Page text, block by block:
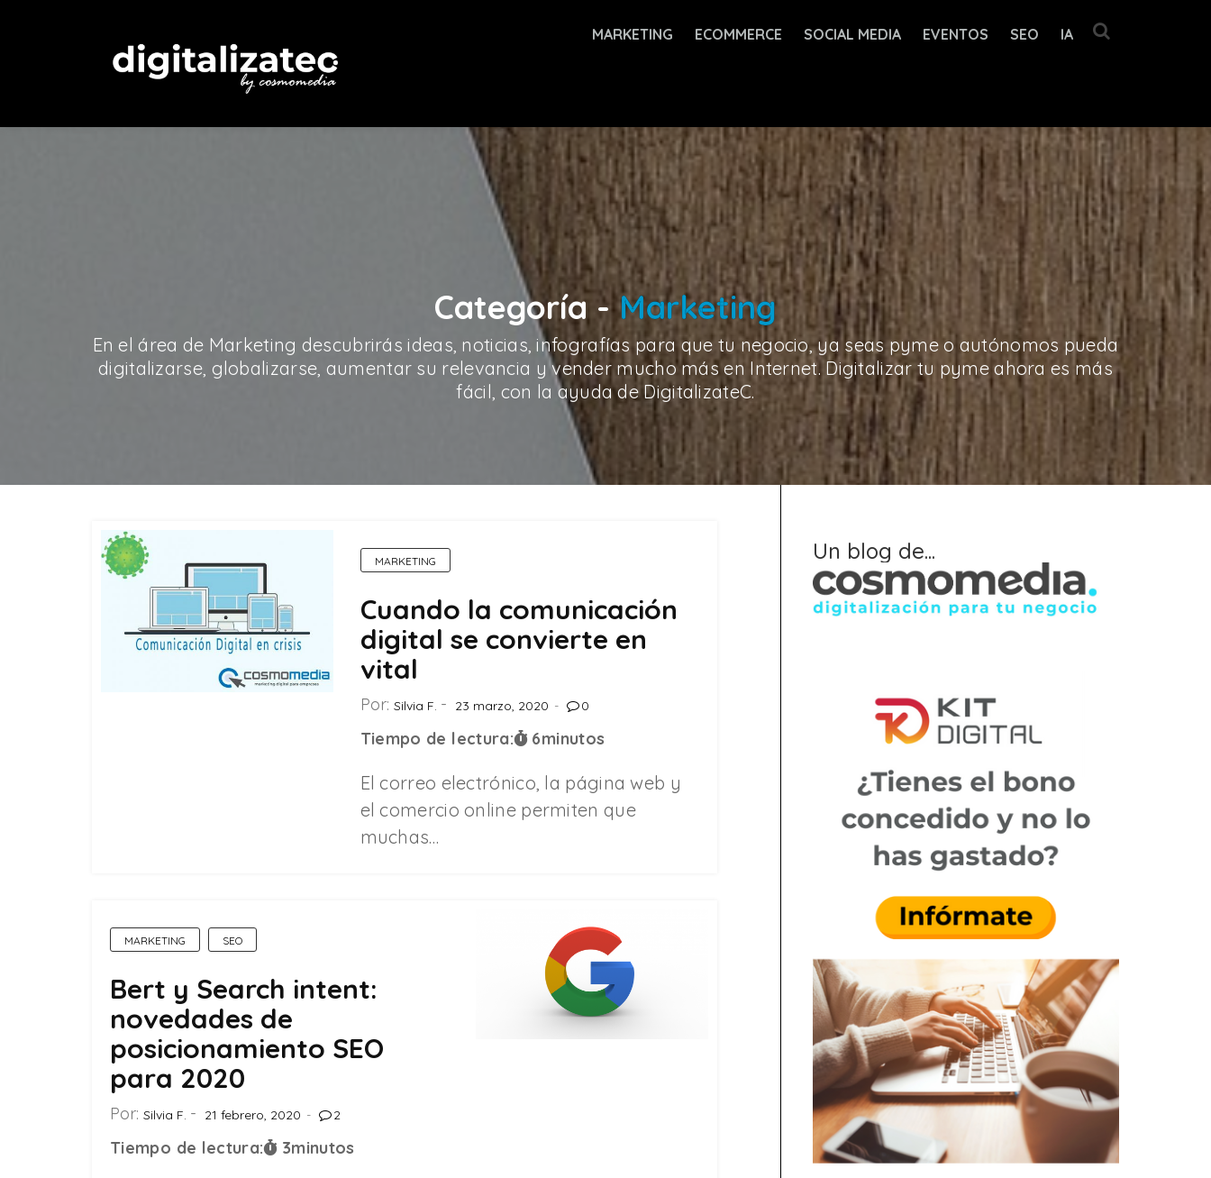
MARKETING ECOMMERCE SOCIAL MEDIA EVENTOS SEO IA
Categoría -Marketing
En el área de Marketing descubrirás ideas, noticias, infografías para que tu negocio, ya seas pyme o autónomos pueda
digitalizarse, globalizarse, aumentar su relevancia y vender mucho más en Internet. Digitalizar tu pyme ahora es más
fácil, con la ayuda de DigitalizateC.
MARKETING
Cuando la comunicación
digital se convierte en
vital
Por: Silvia F. 23 marzo, 2020 0
Tiempo de lectura: 6minutos
El correo electrónico, la página web y
el comercio online permiten que
muchas…
MARKETING SEO
Bert y Search intent:
novedades de
posicionamiento SEO
para 2020
Por: Silvia F. 21 febrero, 2020 2
Tiempo de lectura: 3minutos
Un blog de...